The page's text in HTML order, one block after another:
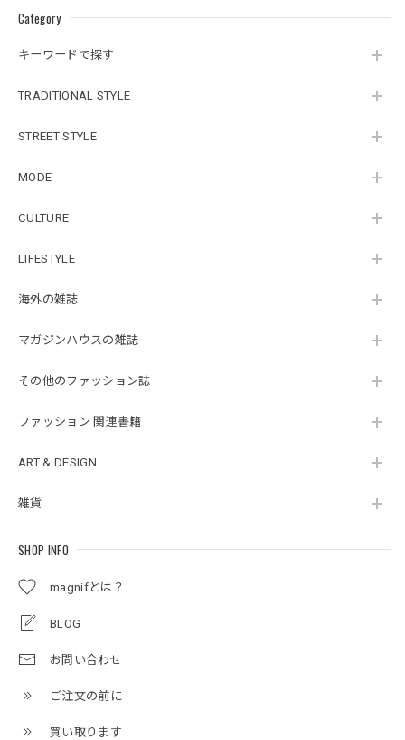
Category
キーワードで探す
TRADITIONAL STYLE
STREET STYLE
MODE
CULTURE
LIFESTYLE
海外の雑誌
マガジンハウスの雑誌
その他のファッション誌
ファッション 関連書籍
ART & DESIGN
雑貨
SHOP INFO
magnifとは？
BLOG
お問い合わせ
ご注文の前に
買い取ります